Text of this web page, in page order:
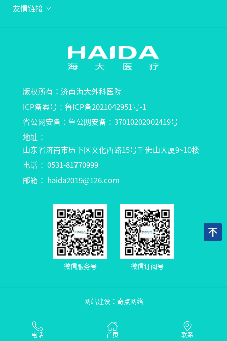
友情链接
版权所有： 济南海大外科医院
ICP备案号： 鲁ICP备2021042951号-1
省公网安备： 鲁公网安备：37010202002419号
地址：
山东省济南市历下区文化西路15号千佛山大厦9~10楼
电话： 0531-81770999
邮箱：
haida2019@126.com
微信服务号 微信订阅号
网站建设： 奇点网络
电话 首页 联系